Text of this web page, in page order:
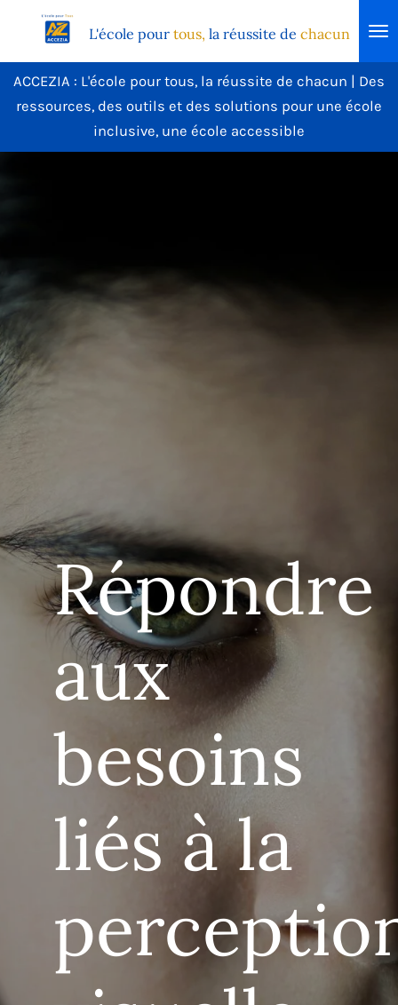
Passer
L'école pour tous, la réussite de chacun
ACCEZIA : L'école pour tous, la réussite de chacun | Des
ressources, des outils et des solutions pour une école
inclusive, une école accessible
Répondre
aux
besoins
liés à la